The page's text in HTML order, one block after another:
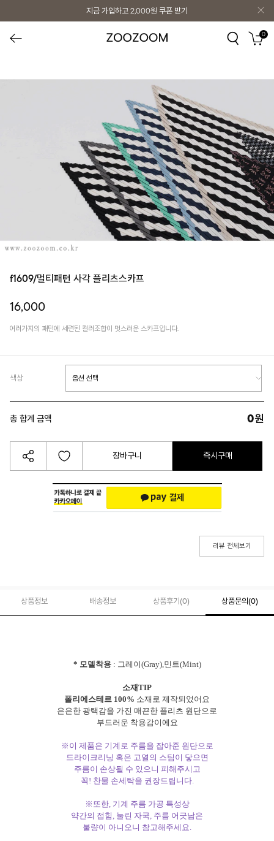
지금 가입하고 2,000원 쿠폰 받기
0
f1609/멀티패턴 사각 플리츠스카프
16,000
여러가지의 패턴에 세련된 컬러조합이 멋스러운 스카프입니다.
색상
총 합계 금액 0원
장바구니 즉시구매
리뷰 전체보기
상품정보 배송정보 상품후기(0) 상품문의 (0)
* 모델착용: 그레이(Gray),민트(Mint)
소재TIP
폴리에스테르 100% 소재로 제작되었어요
은은한 광택감을 가진 매끈한 플리츠 원단으로
부드러운 착용감이에요
※이 제품은 기계로 주름을 잡아준 원단으로
드라이크리닝 혹은 고열의 스팀이 닿으면
주름이 손상될 수 있으니 피해주시고
꼭! 찬물 손세탁을 권장드립니다.
※또한, 기계 주름 가공 특성상
약간의 접힘, 눌린 자국, 주름 어긋남은
불량이 아니오니 참고해주세요.